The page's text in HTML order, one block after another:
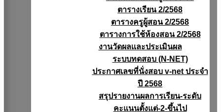
ตารางเรียน 2/2568
ตารางครูผู้สอน 2/2568
ตารางการใช้ห้องสอน 2/2568
งานวัดผลเเละประเมินผล
ระบบทดสอบ (N-NET)
ประกาศเลขที่นั่งสอบ v-net ประจำ
ปี 2568
สรุปรายงานผลการเรียน-ระดับ
คะแนนตั้งแต่-2-ขึ้นไป